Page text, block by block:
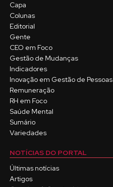
Capa
Colunas
Editorial
Gente
CEO em Foco
Gestão de Mudanças
Indicadores
Inovação em Gestão de Pessoas
Remuneração
RH em Foco
Saúde Mental
Sumário
Variedades
NOTÍCIAS DO PORTAL
Últimas notícias
Artigos